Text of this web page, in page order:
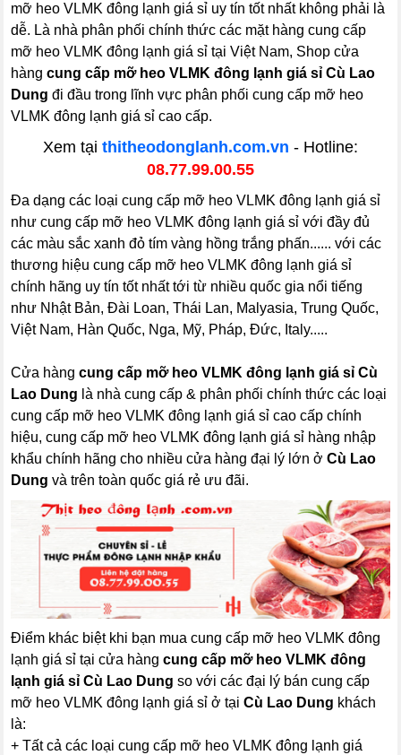
mỡ heo VLMK đông lạnh giá sỉ uy tín tốt nhất không phải là
dễ. Là nhà phân phối chính thức các mặt hàng cung cấp
mỡ heo VLMK đông lạnh giá sỉ tại Việt Nam, Shop cửa
hàngcung cấp mỡ heo VLMK đông lạnh giá sỉ Cù Lao
Dung đi đầu trong lĩnh vực phân phối cung cấp mỡ heo
VLMK đông lạnh giá sỉ cao cấp.
Xem tại thitheodonglanh.com.vn - Hotline:
08.77.99.00.55
Đa dạng các loại cung cấp mỡ heo VLMK đông lạnh giá sỉ
như cung cấp mỡ heo VLMK đông lạnh giá sỉ với đầy đủ
các màu sắc xanh đỏ tím vàng hồng trắng phấn...... với các
thương hiệu cung cấp mỡ heo VLMK đông lạnh giá sỉ
chính hãng uy tín tốt nhất tới từ nhiều quốc gia nổi tiếng
như Nhật Bản, Đài Loan, Thái Lan, Malyasia, Trung Quốc,
Việt Nam, Hàn Quốc, Nga, Mỹ, Pháp, Đức, Italy.....
Cửa hàngcung cấp mỡ heo VLMK đông lạnh giá sỉ Cù
Lao Dung là nhà cung cấp & phân phối chính thức các loại
cung cấp mỡ heo VLMK đông lạnh giá sỉ cao cấp chính
hiệu, cung cấp mỡ heo VLMK đông lạnh giá sỉ hàng nhập
khẩu chính hãng cho nhiều cửa hàng đại lý lớn ởCù Lao
Dung và trên toàn quốc giá rẻ ưu đãi.
Điểm khác biệt khi bạn mua cung cấp mỡ heo VLMK đông
lạnh giá sỉ tại cửa hàngcung cấp mỡ heo VLMK đông
lạnh giá sỉ Cù Lao Dung so với các đại lý bán cung cấp
mỡ heo VLMK đông lạnh giá sỉ ở tạiCù Lao Dung khách
là:
+ Tất cả các loại cung cấp mỡ heo VLMK đông lạnh giá